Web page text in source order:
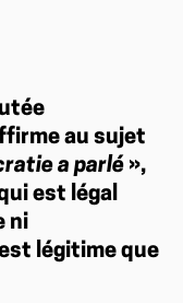
au sujet
a parlé »,
est légal
ni
légitime que